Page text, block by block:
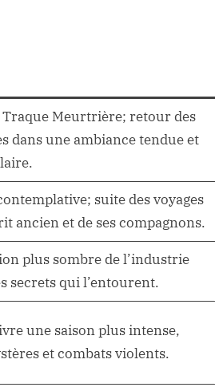
Traque Meurtrière; retour des
dans une ambiance tendue et
suite des voyages
ancien et de ses compagnons.
plus sombre de l’industrie
secrets qui l’entourent.
une saison plus intense,
et combats violents.